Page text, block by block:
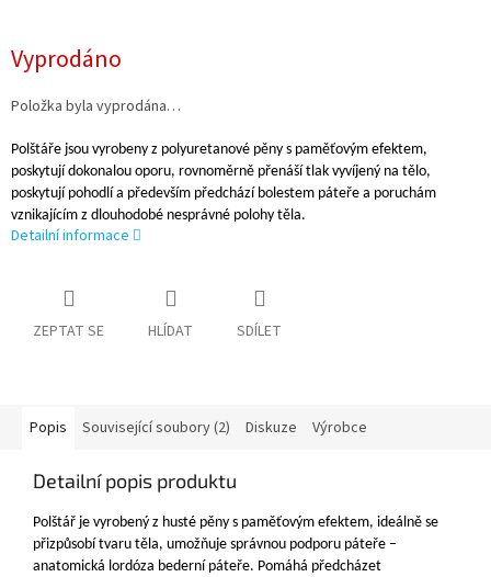
Vyprodáno
Položka byla vyprodána…
Polštáře jsou vyrobeny z polyuretanové pěny s paměťovým efektem,
poskytují dokonalou oporu, rovnoměrně přenáší tlak vyvíjený na tělo,
poskytují pohodlí a především předchází bolestem páteře a poruchám
vznikajícím z dlouhodobé nesprávné polohy těla.
Detailní informace
ZEPTAT SE HLÍDAT SDÍLET
Popis Související soubory (2) Diskuze Výrobce
Detailní popis produktu
Polštář je vyrobený z husté pěny s paměťovým efektem, ideálně se
přizpůsobí tvaru těla, umožňuje správnou podporu páteře –
anatomická lordóza bederní páteře. Pomáhá předcházet